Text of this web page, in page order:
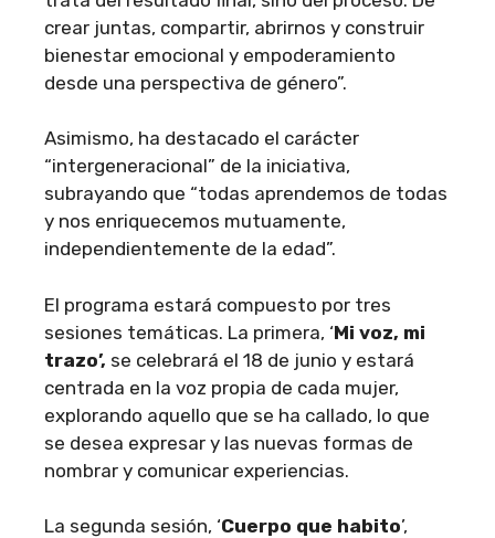
crear juntas, compartir, abrirnos y construir
bienestar emocional y empoderamiento
desde una perspectiva de género”.
Asimismo, ha destacado el carácter
“intergeneracional” de la iniciativa,
subrayando que “todas aprendemos de todas
y nos enriquecemos mutuamente,
independientemente de la edad”.
El programa estará compuesto por tres
sesiones temáticas. La primera, ‘Mi voz, mi
trazo’, se celebrará el 18 de junio y estará
centrada en la voz propia de cada mujer,
explorando aquello que se ha callado, lo que
se desea expresar y las nuevas formas de
nombrar y comunicar experiencias.
La segunda sesión, ‘Cuerpo que habito’,